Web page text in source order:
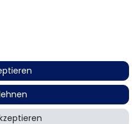
Deutschlands
/ Alle Rechte vorbehalten.